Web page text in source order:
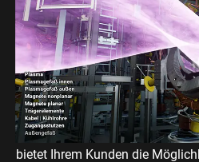
bietet Ihrem Kunden die